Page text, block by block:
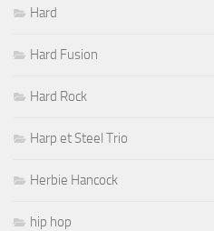
Hard
Hard Fusion
Hard Rock
Harp et Steel Trio
Herbie Hancock
hip hop